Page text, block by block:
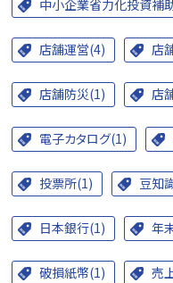
中小企業省力化投資補
店舗運営(4) 店
店舗防災(1) 店
電子カタログ(1)
投票所(1) 豆知
日本銀行(1) 年
破損紙幣(1) 売